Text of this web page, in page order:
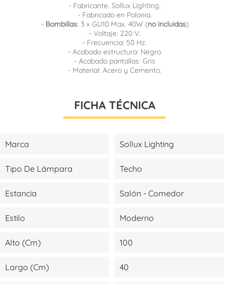
- Fabricante. Sollux Lighting.
- Fabricado en Polonia.
- Bombillas: 3 x GU10 Max. 40W (no incluidas)
- Voltaje: 220 V.
- Frecuencia: 50 Hz.
- Acabado estructura: Negro
- Acabado pantallas: Gris
- Material: Acero y Cemento.
FICHA TÉCNICA
Marca Sollux Lighting
Tipo De Lámpara Techo
Estancia Salón - Comedor
Estilo Moderno
Alto (cm) 100
Largo (cm) 40